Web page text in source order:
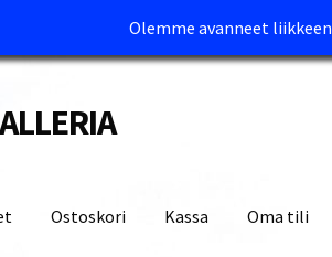
Olemme avanneet
Ostoskori Kassa Oma tili